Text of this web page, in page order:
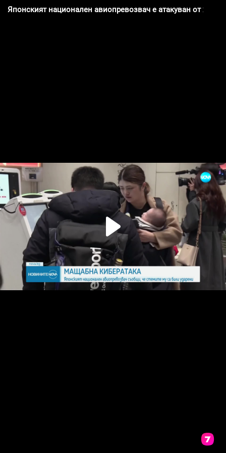
Японският национален авиопревозвач е атакуван от